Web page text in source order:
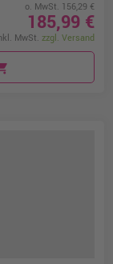
o. MwSt. 156,29 €
185,99 €
MwSt. zzgl. Versand